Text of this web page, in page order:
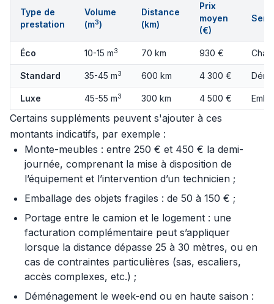
Type de
prestation
Volume
(m3)
Distance
(km)
Prix
moyen
(€)
Éco 10-15 m3 70 km 930 €
Standard 35-45 m3 600 km 4 300 €
Luxe 45-55 m3 300 km 4 500 €
Certains suppléments peuvent s'ajouter à ces
montants indicatifs, par exemple :
Monte-meubles : entre 250 € et 450 € la demi-
journée, comprenant la mise à disposition de
l’équipement et l’intervention d’un technicien ;
Emballage des objets fragiles : de 50 à 150 € ;
Portage entre le camion et le logement : une
facturation complémentaire peut s’appliquer
lorsque la distance dépasse 25 à 30 mètres, ou en
cas de contraintes particulières (sas, escaliers,
accès complexes, etc.) ;
Déménagement le week-end ou en haute saison :